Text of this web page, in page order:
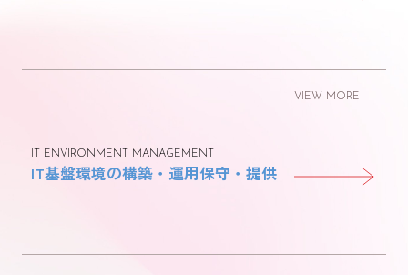
IT ENVIRONMENT MANAGEMENT
IT基盤環境の構築・運用保守・提供
VIEW MORE